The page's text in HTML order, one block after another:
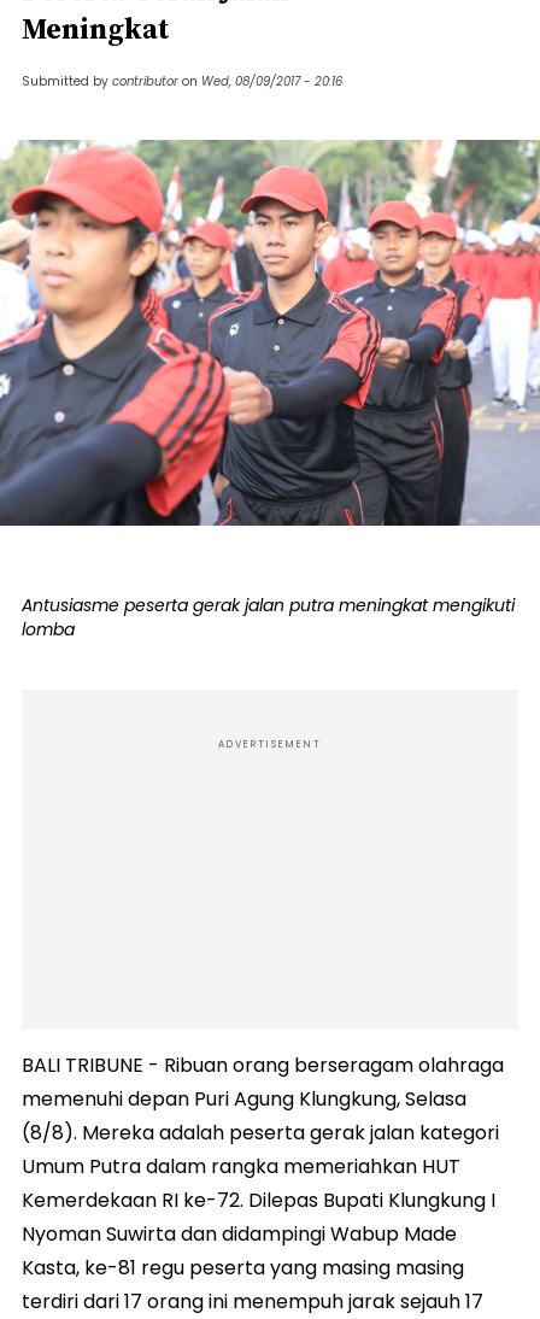
Meningkat
Submitted by contributor on Wed, 08/09/2017 - 20:16
Antusiasme peserta gerak jalan putra meningkat mengikuti
lomba
ADVERTISEMENT
BALI TRIBUNE - Ribuan orang berseragam olahraga
memenuhi depan Puri Agung Klungkung, Selasa
(8/8). Mereka adalah peserta gerak jalan kategori
Umum Putra dalam rangka memeriahkan HUT
Kemerdekaan RI ke-72. Dilepas Bupati Klungkung I
Nyoman Suwirta dan didampingi Wabup Made
Kasta, ke-81 regu peserta yang masing masing
terdiri dari 17 orang ini menempuh jarak sejauh 17